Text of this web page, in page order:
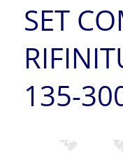
SET
135-